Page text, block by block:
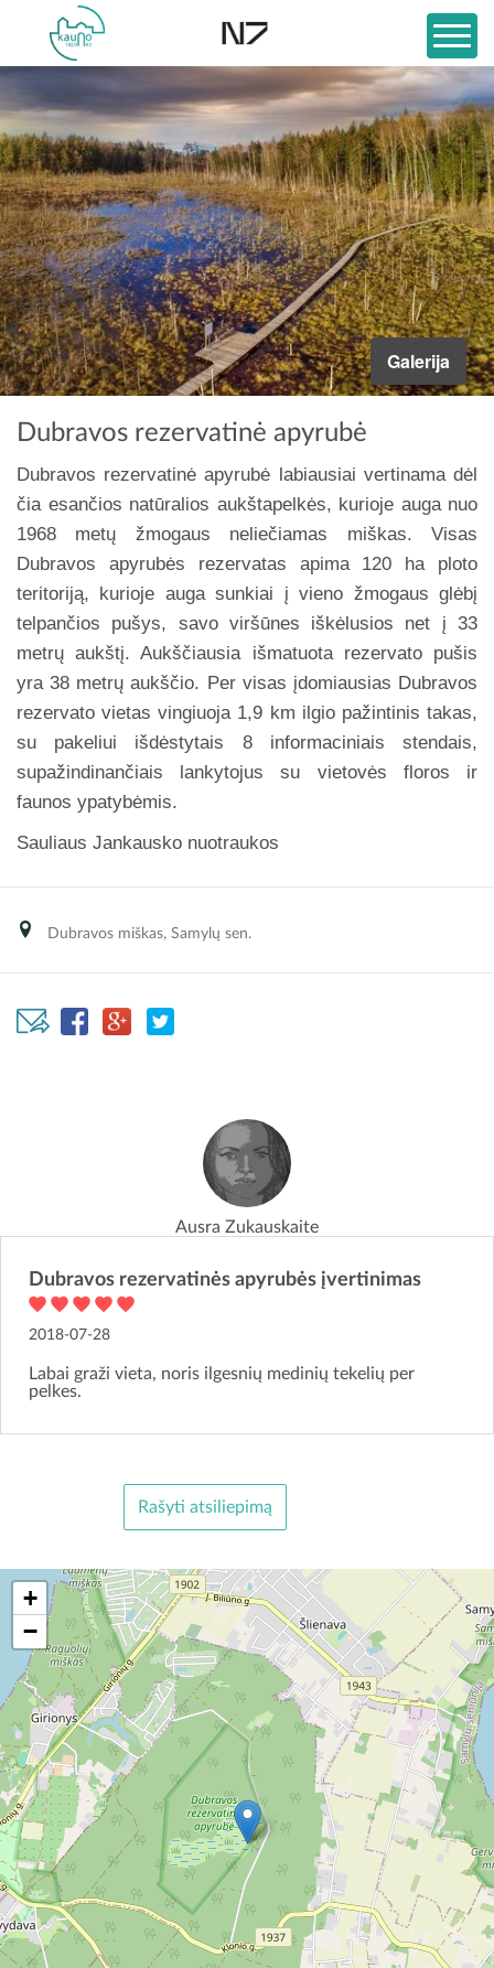
Galerija
Dubravos rezervatinė apyrubė
Dubravos rezervatinė apyrubė labiausiai vertinama dėl
čia esančios natūralios aukštapelkės, kurioje auga nuo
1968 metų žmogaus neliečiamas miškas. Visas
Dubravos apyrubės rezervatas apima 120 ha ploto
teritoriją, kurioje auga sunkiai į vieno žmogaus glėbį
telpančios pušys, savo viršūnes iškėlusios net į 33
metrų aukštį. Aukščiausia išmatuota rezervato pušis
yra 38 metrų aukščio. Per visas įdomiausias Dubravos
rezervato vietas vingiuoja 1,9 km ilgio pažintinis takas,
su pakeliui išdėstytais 8 informaciniais stendais,
supažindinančiais lankytojus su vietovės floros ir
faunos ypatybėmis.
Sauliaus Jankausko nuotraukos
Dubravos miškas, Samylų sen.
Ausra Zukauskaite
Dubravos rezervatinės apyrubės įvertinimas
2018-07-28
Labai graži vieta, noris ilgesnių medinių tekelių per
pelkes.
Rašyti atsiliepimą
+
−